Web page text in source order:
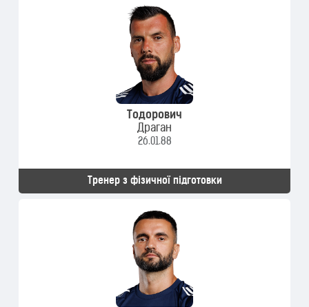
Тодорович
Драган
26.01.88
Тренер з фізичної підготовки